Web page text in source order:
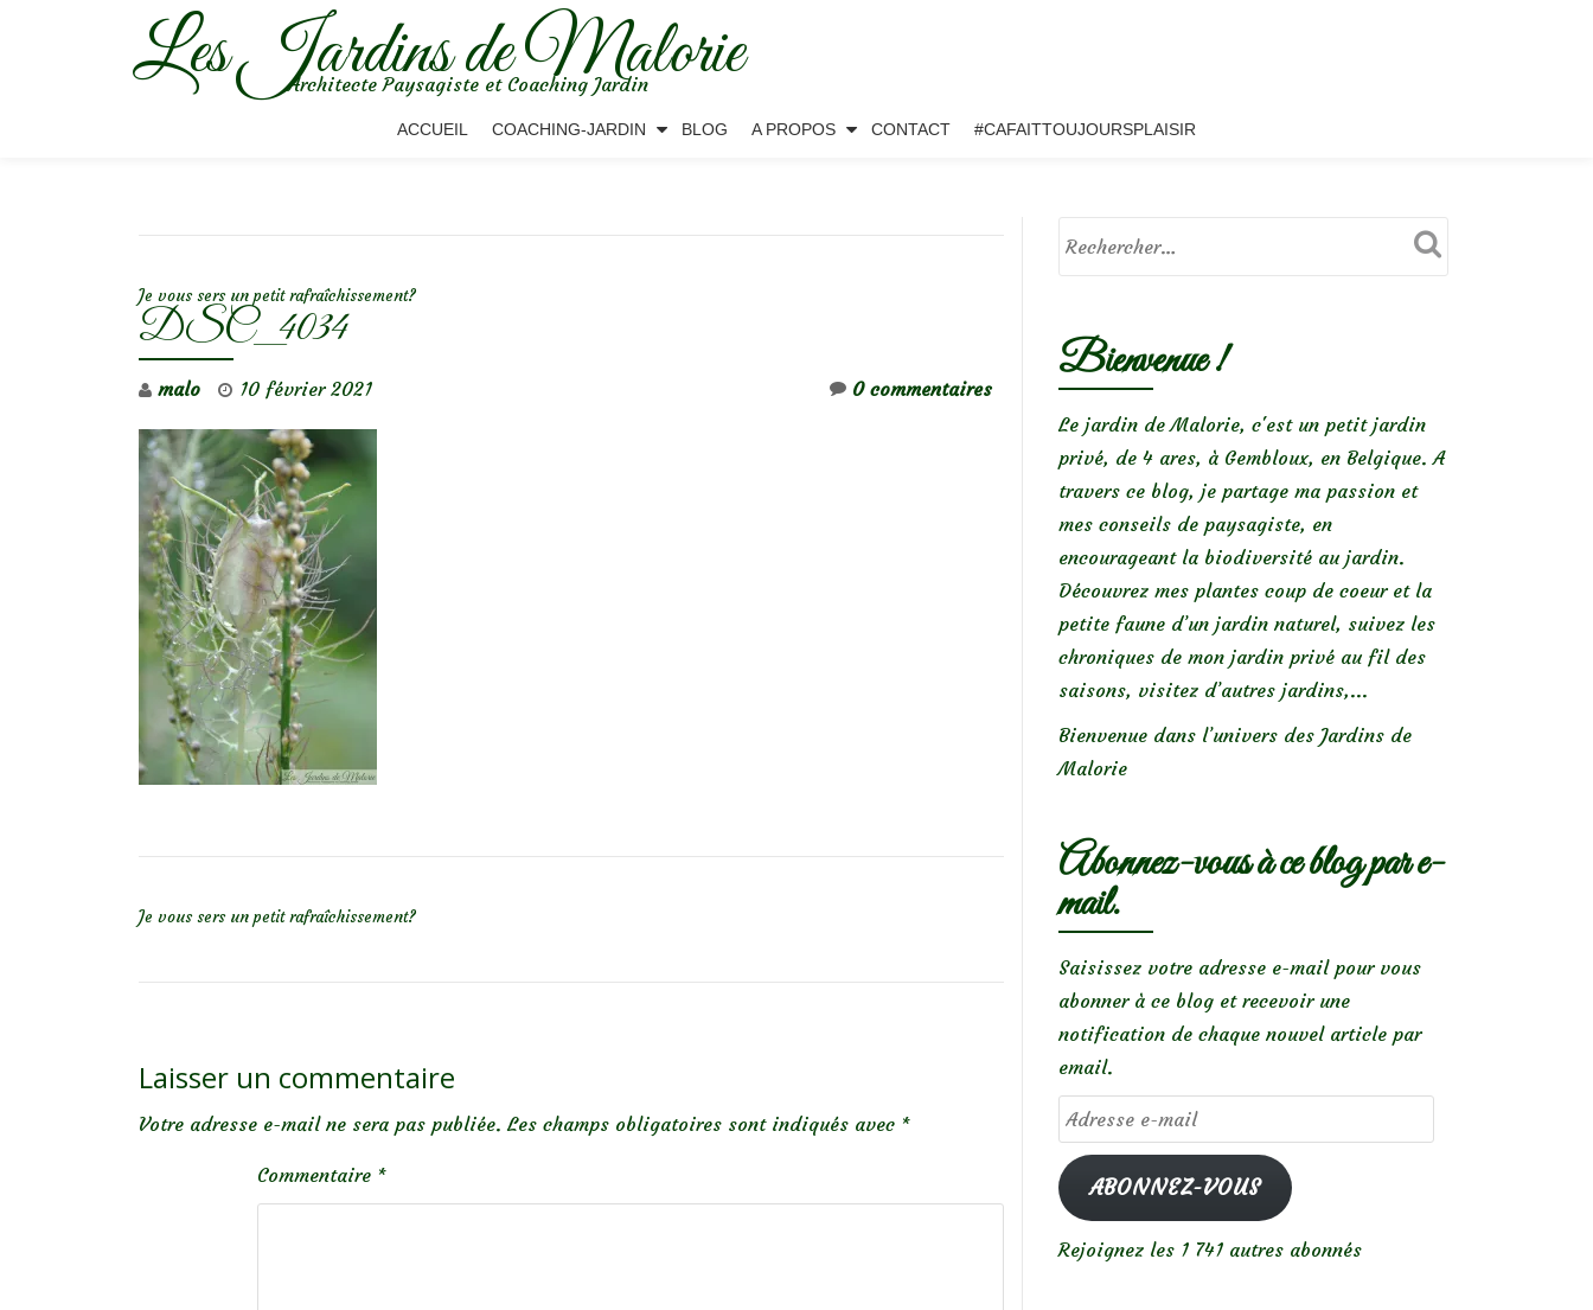
Les Jardins de Malorie
Architecte Paysagiste et Coaching Jardin
ACCUEIL COACHING-JARDIN BLOG A PROPOS CONTACT #CAFAITTOUJOURSPLAISIR
Je vous sers un petit rafraîchissement?
DSC_4034
malo 10 février 2021 0 commentaires
Je vous sers un petit rafraîchissement?
Laisser un commentaire
Votre adresse e-mail ne sera pas publiée. Les champs obligatoires sont indiqués avec *
Commentaire *
Bienvenue !
Le jardin de Malorie, c'est un petit jardin
privé, de 4 ares, à Gembloux, en Belgique. A
travers ce blog, je partage ma passion et
mes conseils de paysagiste, en
encourageant la biodiversité au jardin.
Découvrez mes plantes coup de coeur et la
petite faune d’un jardin naturel, suivez les
chroniques de mon jardin privé au fil des
saisons, visitez d’autres jardins,...
Bienvenue dans l’univers des Jardins de
Malorie
Abonnez-vous à ce blog par e-
mail.
Saisissez votre adresse e-mail pour vous
abonner à ce blog et recevoir une
notification de chaque nouvel article par
email.
Adresse
e-
mailABONNEZ-VOUS
Rejoignez les 1 741 autres abonnés